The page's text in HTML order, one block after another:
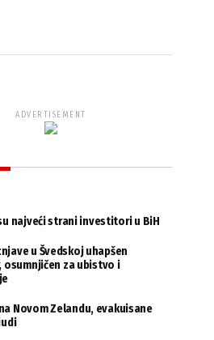
ADVERTISEMENT
najveći strani investitori u BiH
u Švedskoj uhapšen
osumnjičen za ubistvo i
Novom Zelandu, evakuisane